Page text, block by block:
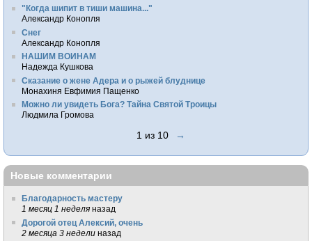
"Когда шипит в тиши машина..."
Александр Конопля
Снег
Александр Конопля
НАШИМ ВОИНАМ
Надежда Кушкова
Сказание о жене Адера и о рыжей блуднице
Монахиня Евфимия Пащенко
Можно ли увидеть Бога? Тайна Святой Троицы
Людмила Громова
1 из 10 →
Новые комментарии
Благодарность мастеру
1 месяц 1 неделя назад
Дорогой отец Алексий, очень
2 месяца 3 недели назад